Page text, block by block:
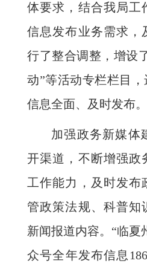
体要求，结合我局工
信息发布业务需求，
行了整合调整，增设
动”等活动专栏栏目
信息全面、及时发布。
加强政务新媒体
开渠道，不断增强政
工作能力，及时发布
管政策法规、科普知
新闻报道内容。“临夏
众号全年发布信息